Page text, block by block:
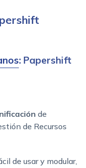
: Papershift
de
de Recursos
de usar y modular,